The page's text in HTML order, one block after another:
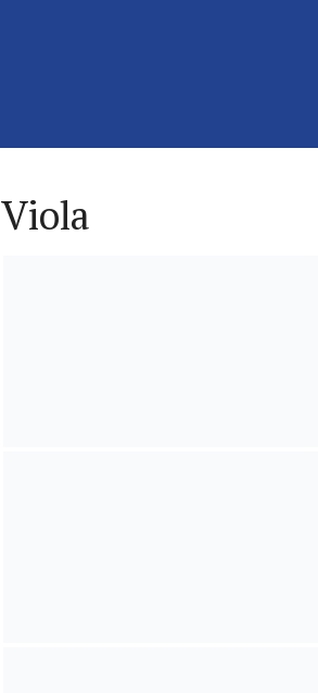
Viola